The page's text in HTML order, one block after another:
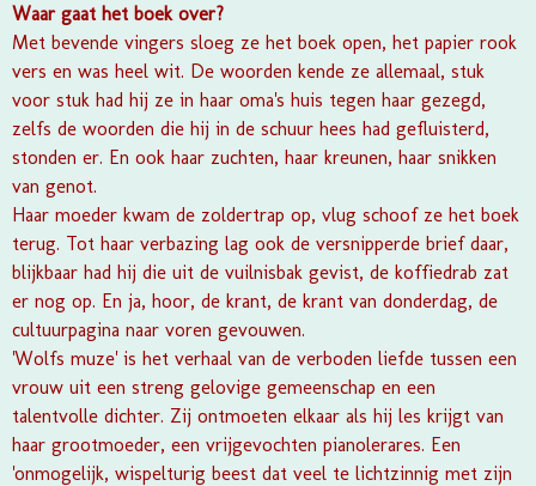
Waar gaat het boek over?
Met bevende vingers sloeg ze het boek open, het papier rook
vers en was heel wit. De woorden kende ze allemaal, stuk
voor stuk had hij ze in haar oma's huis tegen haar gezegd,
zelfs de woorden die hij in de schuur hees had gefluisterd,
stonden er. En ook haar zuchten, haar kreunen, haar snikken
van genot.
Haar moeder kwam de zoldertrap op, vlug schoof ze het boek
terug. Tot haar verbazing lag ook de versnipperde brief daar,
blijkbaar had hij die uit de vuilnisbak gevist, de koffiedrab zat
er nog op. En ja, hoor, de krant, de krant van donderdag, de
cultuurpagina naar voren gevouwen.
'Wolfs muze' is het verhaal van de verboden liefde tussen een
vrouw uit een streng gelovige gemeenschap en een
talentvolle dichter. Zij ontmoeten elkaar als hij les krijgt van
haar grootmoeder, een vrijgevochten pianolerares. Een
'onmogelijk, wispelturig beest dat veel te lichtzinnig met zijn